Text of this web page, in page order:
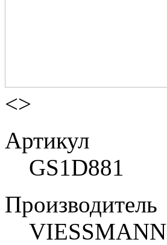
<>
Артикул
GS1D881
Производитель
VIESSMANN